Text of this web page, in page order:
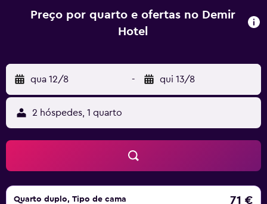
Preço por quarto e ofertas no Demir
Hotel
qua 12/8 - qui 13/8
2 hóspedes, 1 quarto
Quarto duplo, Tipo de cama
71 €